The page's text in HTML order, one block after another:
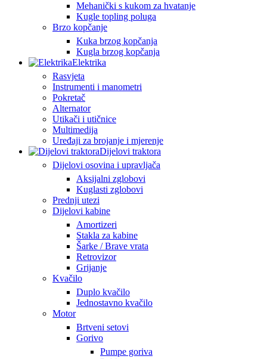
Mehanički s kukom za hvatanje
Kugle topling poluga
Brzo kopčanje
Kuka brzog kopčanja
Kugla brzog kopčanja
Elektrika
Rasvjeta
Instrumenti i manometri
Pokretač
Alternator
Utikači i utičnice
Multimedija
Uređaji za brojanje i mjerenje
Dijelovi traktora
Dijelovi osovina i upravljača
Aksijalni zglobovi
Kuglasti zglobovi
Prednji utezi
Dijelovi kabine
Amortizeri
Stakla za kabine
Šarke / Brave vrata
Retrovizor
Grijanje
Kvačilo
Duplo kvačilo
Jednostavno kvačilo
Motor
Brtveni setovi
Gorivo
Pumpe goriva